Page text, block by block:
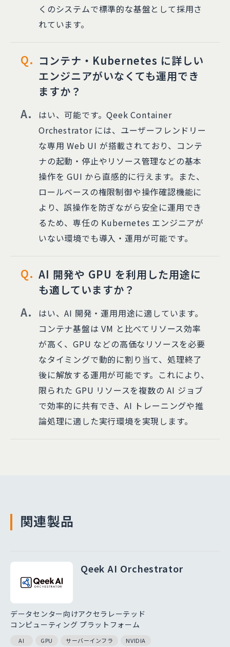
くのシステムで標準的な基盤として採用さ
れています。
コンテナ・Kubernetes に詳しい
エンジニアがいなくても運用でき
ますか？
はい、可能です。Qeek Container
Orchestrator には、ユーザーフレンドリー
な専用 Web UI が搭載されており、コンテ
ナの起動・停止やリソース管理などの基本
操作を GUI から直感的に行えます。また、
ロールベースの権限制御や操作確認機能に
より、誤操作を防ぎながら安全に運用でき
るため、専任の Kubernetes エンジニアが
いない環境でも導入・運用が可能です。
AI 開発や GPU を利用した用途に
も適していますか？
はい、AI 開発・運用用途に適しています。
コンテナ基盤は VM と比べてリソース効率
が高く、GPU などの高価なリソースを必要
なタイミングで動的に割り当て、処理終了
後に解放する運用が可能です。これにより、
限られた GPU リソースを複数の AI ジョブ
で効率的に共有でき、AI トレーニングや推
論処理に適した実行環境を実現します。
関連製品
Qeek AI Orchestrator
データセンター向けアクセラレーテッド
コンピューティング プラットフォーム
AI GPU サーバーインフラ NVIDIA